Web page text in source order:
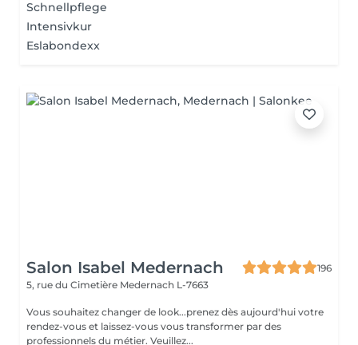
Schnellpflege
Intensivkur
Eslabondexx
Salon Isabel Medernach
196
5, rue du Cimetière Medernach L-7663
Vous souhaitez changer de look...prenez dès aujourd'hui votre
rendez-vous et laissez-vous vous transformer par des
professionnels du métier. Veuillez...